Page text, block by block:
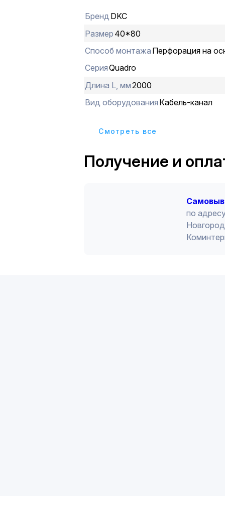
температурах (от –40 до +60 °С) с
механических свойств,
мм, высота - 80 мм, длина - 2 м.
перфорации - 20 мм, ширина зуба -
Бренд DKC
Размер 40*80
Способ монтажа Перфорация на
СерияQuadro
Длина L, мм2000
Вид оборудования Кабель-канал
Cмотреть все
Получение и
по